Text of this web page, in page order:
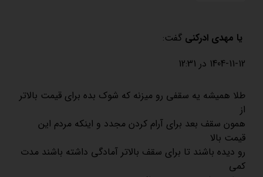
یا مهدی ادرکنی گفت:
1404-11-12 در 12:31
طلا همیشه یه سقفی رو میزنه که شوک بده برای قیمت بالاتر
از
همون سقف بعد برای آرام کردن مجدد و اینکه مردم این
قیمت بالا
رو دیده باشند تا برای سقف بالاتر آمادگی داشته باشند مدت
کمی